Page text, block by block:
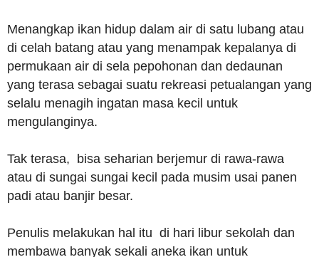
Menangkap ikan hidup dalam air di satu lubang atau
di celah batang atau yang menampak kepalanya di
permukaan air di sela pepohonan dan dedaunan
yang terasa sebagai suatu rekreasi petualangan yang
selalu menagih ingatan masa kecil untuk
mengulanginya.
Tak terasa, bisa seharian berjemur di rawa-rawa
atau di sungai sungai kecil pada musim usai panen
padi atau banjir besar.
Penulis melakukan hal itu di hari libur sekolah dan
membawa banyak sekali aneka ikan untuk